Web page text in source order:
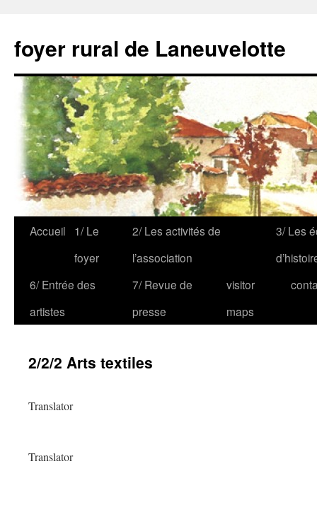
foyer rural de Laneuvelotte
Accueil
1/ Le
foyer
2/ Les activités de
l’association
3/ Les
6/ Entrée des
artistes
7/ Revue de
presse
visitor
maps
2/2/2 Arts textiles
Translator
Translator